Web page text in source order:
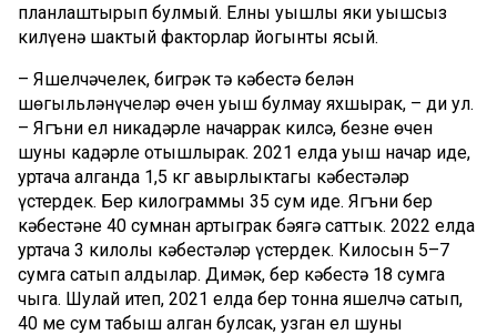
планлаштырып булмый. Елның уңышлы яки уңышсыз
килүенә шактый факторлар йогынты ясый.
– Яшелчәчелек, бигрәк тә кәбестә белән
шөгыльләнүчеләр өчен уңыш булмау яхшырак, – ди ул.
– Ягъни ел никадәрле начаррак килсә, безнең өчен
шуның кадәрле отышлырак. 2021 елда уңыш начар иде,
уртача алганда 1,5 кг авырлыктагы кәбестәләр
үстердек. Бер килограммы 35 сум иде. Ягъни бер
кәбестәне 40 сумнан артыграк бәягә саттык. 2022 елда
уртача 3 килолы кәбестәләр үстердек. Килосын 5–7
сумга сатып алдылар. Димәк, бер кәбестә 18 сумга
чыга. Шулай итеп, 2021 елда бер тонна яшелчә сатып,
40 мең сум табыш алган булсак, узган ел шуның